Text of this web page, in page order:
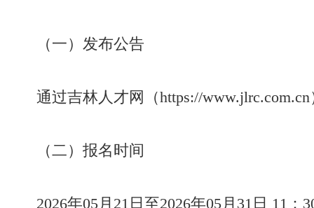
（一）发布公告
通过吉林人才网（https://
（二）报名时间
2026年05月21日至2026年05月31日 11：